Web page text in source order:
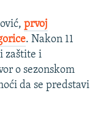
prvoj
. Nakon 11
zaštite i
o sezonskom
da se predstavi